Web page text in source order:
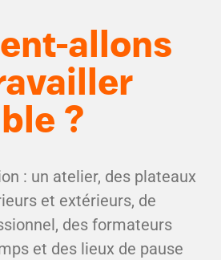
allons
?
: un atelier, des plateaux
et extérieurs, de
des formateurs
et des lieux de pause